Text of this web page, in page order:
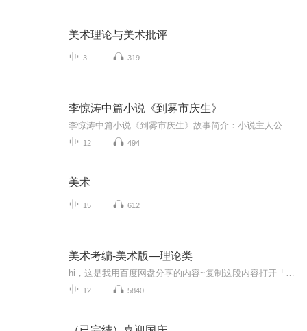
美术理论与美术批评
3 319
李惊涛中篇小说《到雾市庆生》
12 494
美术
15 612
美术考编-美术版—理论类
12 5840